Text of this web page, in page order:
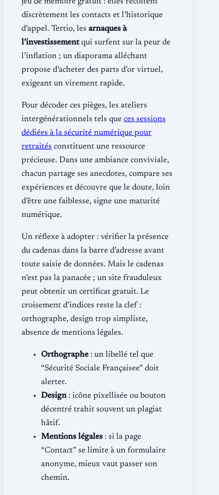
jeu de mémoire gratuit : elles récoltent
discrètement les contacts et l’historique
d’appel. Tertio, les arnaques à
l’investissementqui surfent sur la peur de
l’inflation ; un diaporama alléchant
propose d’acheter des parts d’or virtuel,
exigeant un virement rapide.
Pour décoder ces pièges, les ateliers
intergénérationnels tels que ces sessions
dédiées à la sécurité numérique pour
retraités constituent une ressource
précieuse. Dans une ambiance conviviale,
chacun partage ses anecdotes, compare ses
expériences et découvre que le doute, loin
d’être une faiblesse, signe une maturité
numérique.
Un réflexe à adopter : vérifier la présence
du cadenas dans la barre d’adresse avant
toute saisie de données. Mais le cadenas
n’est pas la panacée ; un site frauduleux
peut obtenir un certificat gratuit. Le
croisement d’indices reste la clef :
orthographe, design trop simpliste,
absence de mentions légales.
Orthographe : un libellé tel que
“Sécurité Sociale Françaisee” doit
alerter.
Design: icône pixellisée ou bouton
décentré trahit souvent un plagiat
hâtif.
Mentions légales : si la page
“Contact” se limite à un formulaire
anonyme, mieux vaut passer son
chemin.